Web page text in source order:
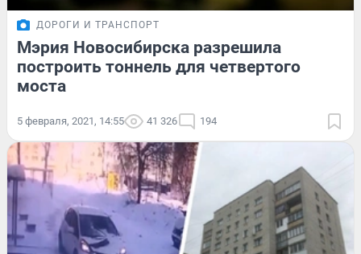
ДОРОГИ И ТРАНСПОРТ
Мэрия Новосибирска разрешила
построить тоннель для четвертого
моста
5 февраля, 2021, 14:55 41 326 194